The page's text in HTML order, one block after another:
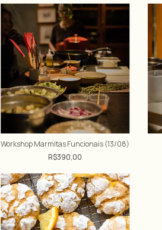
Workshop Marmitas Funcionais (13/08)
R$390,00